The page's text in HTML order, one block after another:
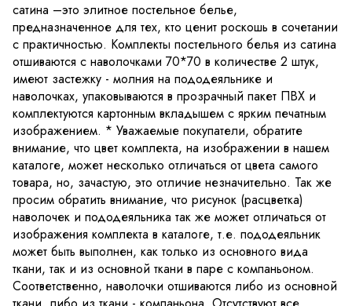
сатина –это элитное постельное белье,
предназначенное для тех, кто ценит роскошь в сочетании
с практичностью. Комплекты постельного белья из сатина
отшиваются с наволочками 70*70 в количестве 2 штук,
имеют застежку - молния на пододеяльнике и
наволочках, упаковываются в прозрачный пакет ПВХ и
комплектуются картонным вкладышем с ярким печатным
изображением. * Уважаемые покупатели, обратите
внимание, что цвет комплекта, на изображении в нашем
каталоге, может несколько отличаться от цвета самого
товара, но, зачастую, это отличие незначительно. Так же
просим обратить внимание, что рисунок (расцветка)
наволочек и пододеяльника так же может отличаться от
изображения комплекта в каталоге, т.е. пододеяльник
может быть выполнен, как только из основного вида
ткани, так и из основной ткани в паре с компаньоном.
Соответственно, наволочки отшиваются либо из основной